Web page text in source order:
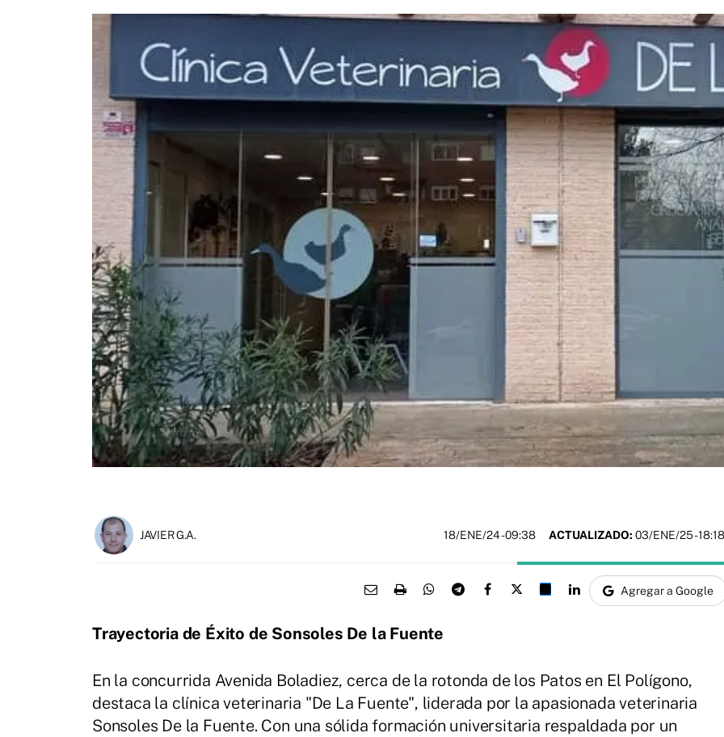
JAVIER G.A. 18/ENE/24- 09:38 ACTUALIZADO: 03/ENE/25 - 18:18
Agregar a Google
Trayectoria de Éxito de Sonsoles De la Fuente
En la concurrida Avenida Boladiez, cerca de la rotonda de los Patos en El Polígono,
destaca la clínica veterinaria "De La Fuente", liderada por la apasionada veterinaria
Sonsoles De la Fuente. Con una sólida formación universitaria respaldada por un